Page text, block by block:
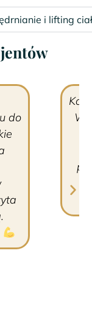
i lifting
do